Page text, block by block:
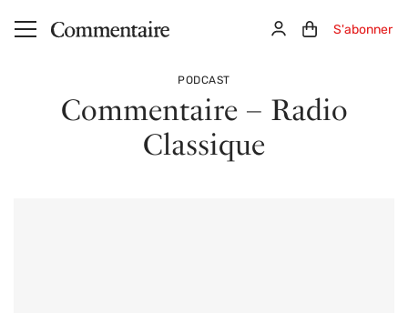
Aller au contenu principal ConnexionPanier (0)
S'abonner
PODCAST
Commentaire – Radio
Classique